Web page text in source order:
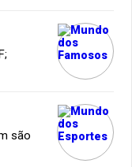
são